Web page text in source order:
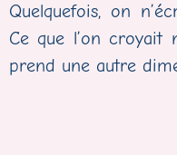
Quelquefois, on
Ce que l’on croyait
prend une autre